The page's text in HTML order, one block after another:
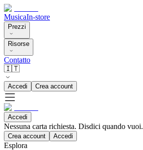
MusicaIn-store
Prezzi
Risorse
Contatto
🇮🇹
Accedi Crea account
Accedi
Nessuna carta richiesta. Disdici quando vuoi.
Crea account Accedi
Esplora